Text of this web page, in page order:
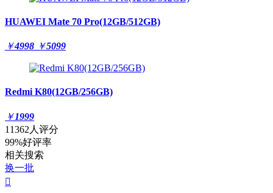
HUAWEI Mate 70 Pro(12GB/512GB)
￥4998 ￥5099
Redmi K80(12GB/256GB)
￥1999
11362人评分
99%好评率
相关搜索
换一批
